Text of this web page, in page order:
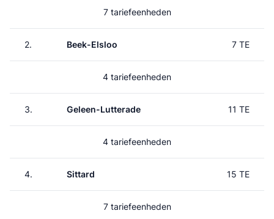
7 tariefeenheden
2. Beek-Elsloo 7 TE
4 tariefeenheden
3. Geleen-Lutterade 11 TE
4 tariefeenheden
4. Sittard 15 TE
7 tariefeenheden